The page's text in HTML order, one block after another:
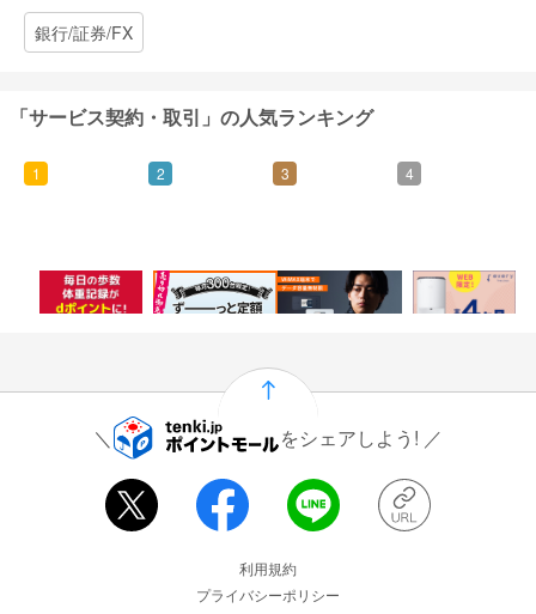
銀行/証券/FX
「サービス契約・取引」の人気ランキング
1
500ポイント
2
5,000ポイント
3
5,000 ポイント
4
7,000ポイント
をシェアしよう!
利用規約
プライバシーポリシー